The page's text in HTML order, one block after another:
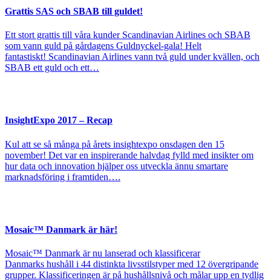
Grattis SAS och SBAB till guldet!
Ett stort grattis till våra kunder Scandinavian Airlines och SBAB
som vann guld på gårdagens Guldnyckel-gala! Helt
fantastiskt! Scandinavian Airlines vann två guld under kvällen, och
SBAB ett guld och ett…
InsightExpo 2017 – Recap
Kul att se så många på årets insightexpo onsdagen den 15
november! Det var en inspirerande halvdag fylld med insikter om
hur data och innovation hjälper oss utveckla ännu smartare
marknadsföring i framtiden….
Mosaic™ Danmark är här!
Mosaic™ Danmark är nu lanserad och klassificerar
Danmarks hushåll i 44 distinkta livsstilstyper med 12 övergripande
grupper. Klassificeringen är på hushållsnivå och målar upp en tydlig